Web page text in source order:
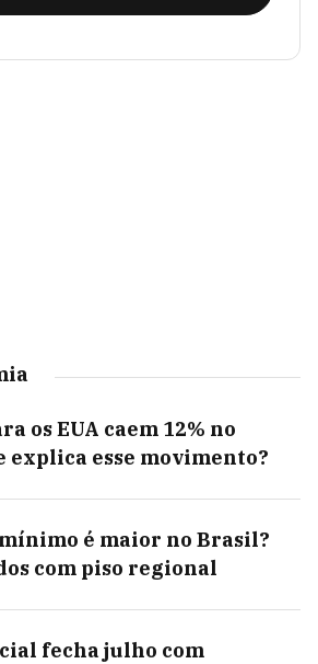
os EUA caem 12% no
explica esse movimento?
é maior no Brasil?
com piso regional
fecha julho com